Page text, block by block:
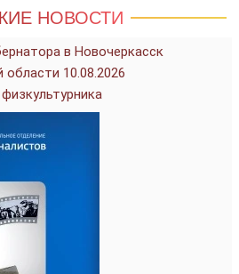
НОВОСТИ
в Новочеркасск
10.08.2026